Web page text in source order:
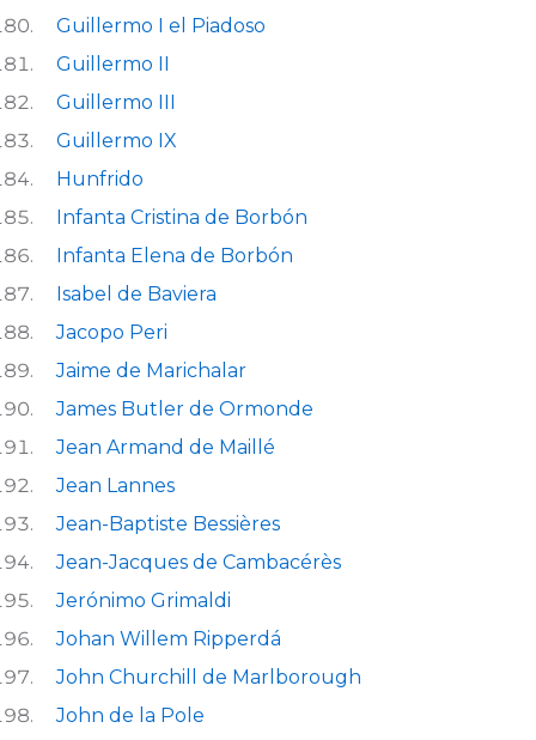
Guillermo I el Piadoso
Guillermo II
Guillermo III
Guillermo IX
Hunfrido
Infanta Cristina de Borbón
Infanta Elena de Borbón
Isabel de Baviera
Jacopo Peri
Jaime de Marichalar
James Butler de Ormonde
Jean Armand de Maillé
Jean Lannes
Jean-Baptiste Bessières
Jean-Jacques de Cambacérès
Jerónimo Grimaldi
Johan Willem Ripperdá
John Churchill de Marlborough
John de la Pole